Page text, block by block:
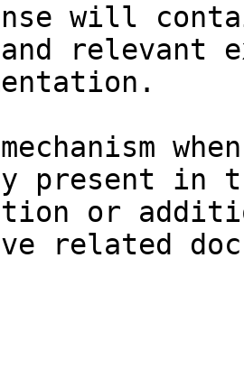
will
relevant
in
or